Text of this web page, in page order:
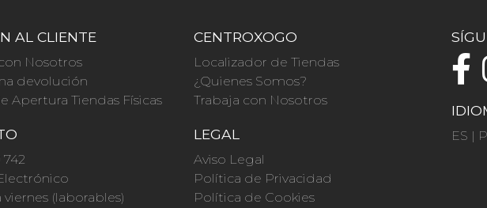
AL CLIENTE
Nosotros
devolución
Apertura Tiendas Físicas
viernes (laborables)
CENTROXOGO
Localizador de Tiendas
¿Quienes Somos?
Trabaja con Nosotros
LEGAL
Aviso Legal
Política de Privacidad
Política de Cookies
ES |